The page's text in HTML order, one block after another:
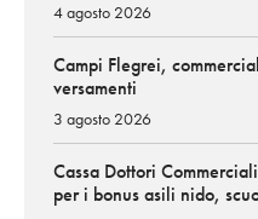
4 agosto 2026
Campi Flegrei,
versamenti
3 agosto 2026
Cassa Dottori
per i bonus asili nido,